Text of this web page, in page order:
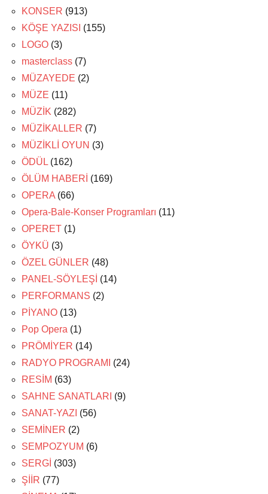
KONSER (913)
KÖŞE YAZISI (155)
LOGO (3)
masterclass (7)
MÜZAYEDE (2)
MÜZE (11)
MÜZİK (282)
MÜZİKALLER (7)
MÜZİKLİ OYUN (3)
ÖDÜL (162)
ÖLÜM HABERİ (169)
OPERA (66)
Opera-Bale-Konser Programları (11)
OPERET (1)
ÖYKÜ (3)
ÖZEL GÜNLER (48)
PANEL-SÖYLEŞİ (14)
PERFORMANS (2)
PİYANO (13)
Pop Opera (1)
PRÖMİYER (14)
RADYO PROGRAMI
(24)
RESİM (63)
SAHNE SANATLARI (9)
SANAT-YAZI (56)
SEMİNER (2)
SEMPOZYUM (6)
SERGİ (303)
ŞİİR (77)